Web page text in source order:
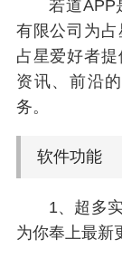
若道APP
有限公司为
占星爱好者
资讯、前沿
务。
软件功能
1、超多
为你奉上最新